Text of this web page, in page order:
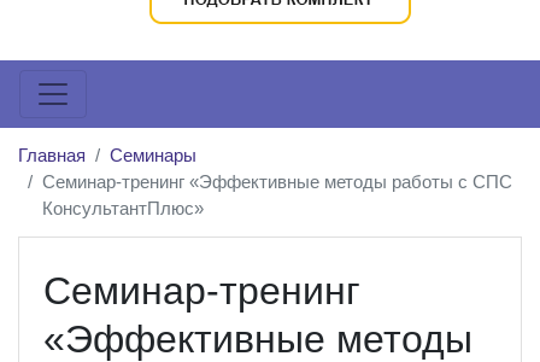
Главная
Семинары
Семинар-тренинг «Эффективные методы работы с СПС
КонсультантПлюс»
Семинар-тренинг
«Эффективные методы